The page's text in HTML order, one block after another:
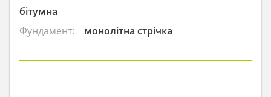
бітумна
Фундамент:
монолітна стрічка